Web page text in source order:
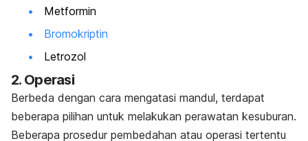
Metformin
Bromokriptin
Letrozol
2. Operasi
Berbeda dengan cara mengatasi mandul, terdapat
beberapa pilihan untuk melakukan perawatan kesuburan.
Beberapa prosedur pembedahan atau operasi tertentu